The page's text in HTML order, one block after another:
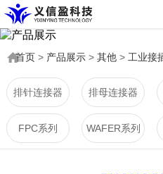
首页 > 产品展示 >其他 > 工业接
排针连接器 排母连接器
FPC系列 WAFER系列